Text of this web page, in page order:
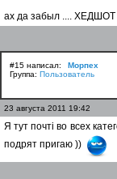
ах да забыл ....
#15 написал:
Морпех
Группа: Пользователь
23 августа 2011 19:42
Я тут почті во всех
подрят пригаю ))